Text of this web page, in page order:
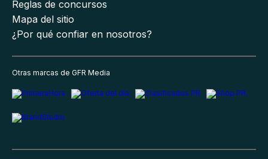
Reglas de concursos
Mapa del sitio
¿Por qué confiar en nosotros?
Otras marcas de GFR Media